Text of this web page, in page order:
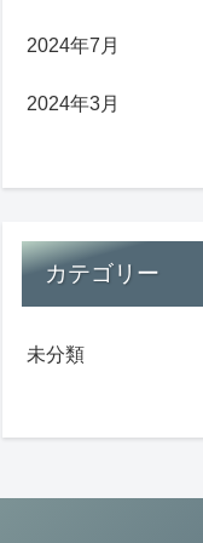
2024年7月
2024年3月
カテゴリー
未分類